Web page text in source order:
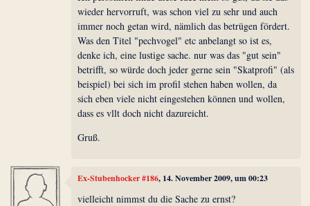
wieder hervorruft, was schon viel zu sehr und auch
immer noch getan wird, nämlich das betrügen fördert.
Was den Titel "pechvogel" etc anbelangt so ist es,
denke ich, eine lustige sache. nur was das "gut sein"
betrifft, so würde doch jeder gerne sein "Skatprofi" (als
beispiel) bei sich im profil stehen haben wollen, da
sich eben viele nicht eingestehen können und wollen,
dass es vllt doch nicht dazureicht.
Gruß.
Ex-Stubenhocker #186, 14. November 2009, um 00:23
vielleicht nimmst du die Sache zu ernst?